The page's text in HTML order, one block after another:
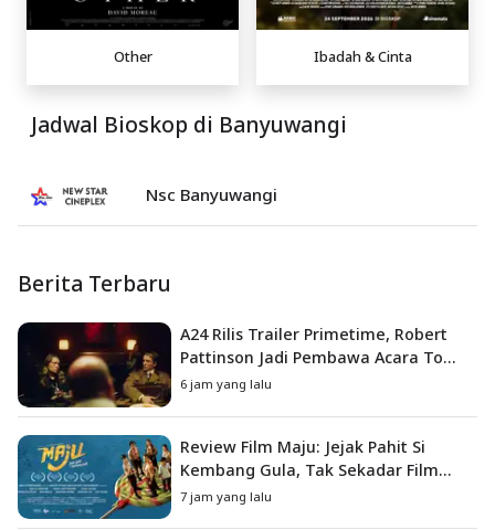
Other Ibadah & Cinta
Jadwal Bioskop di Banyuwangi
Nsc Banyuwangi
Berita Terbaru
A24 Rilis Trailer Primetime, Robert
Pattinson Jadi Pembawa Acara To
Catch a Predator
6 jam yang lalu
Review Film Maju: Jejak Pahit Si
Kembang Gula, Tak Sekadar Film
Petualangan Anak
7 jam yang lalu